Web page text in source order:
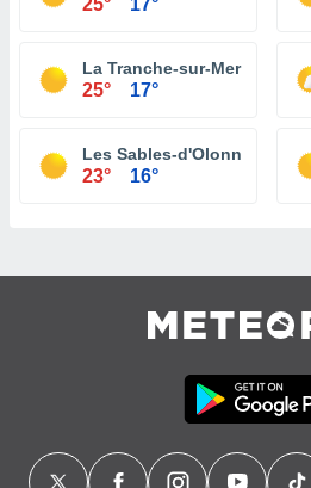
25° 17°
La Tranche-sur-Mer
25° 17°
Les Sables-d'Olonne
23° 16°